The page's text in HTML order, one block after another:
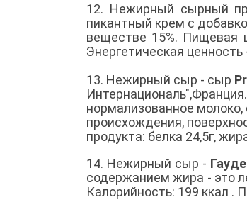
12. Нежирный сырный
пикантный крем с
веществе 15%. Пищевая
Энергетическая ценность
13. Нежирный сыр - сыр
нормализованное молоко,
происхождения,
продукта: белка 24,5г,
14. Нежирный сыр -
содержанием жира - это
Калорийность: 199 ккал .